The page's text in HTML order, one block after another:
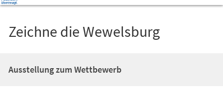
Zeichne die Wewelsburg
Ausstellung zum Wettbewerb